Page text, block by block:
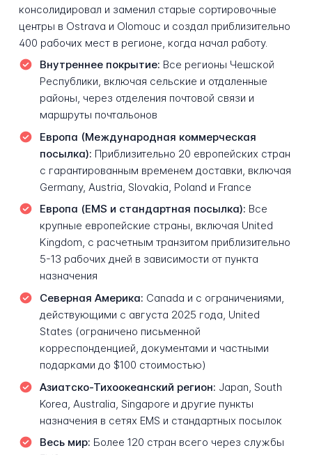
консолидировал и заменил старые сортировочные
центры в Ostrava и Olomouc и создал приблизительно
400 рабочих мест в регионе, когда начал работу.
Внутреннее покрытие: Все регионы Чешской
Республики, включая сельские и отдаленные
районы, через отделения почтовой связи и
маршруты почтальонов
Европа (Международная коммерческая
посылка): Приблизительно 20 европейских стран
с гарантированным временем доставки, включая
Germany, Austria, Slovakia, Poland и France
Европа (EMS и стандартная посылка): Все
крупные европейские страны, включая United
Kingdom, с расчетным транзитом приблизительно
5-13 рабочих дней в зависимости от пункта
назначения
Северная Америка: Canada и с ограничениями,
действующими с августа 2025 года, United
States (ограничено письменной
корреспонденцией, документами и частными
подарками до $100 стоимостью)
Азиатско-Тихоокеанский регион: Japan, South
Korea, Australia, Singapore и другие пункты
назначения в сетях EMS и стандартных посылок
Весь мир: Более 120 стран всего через службы